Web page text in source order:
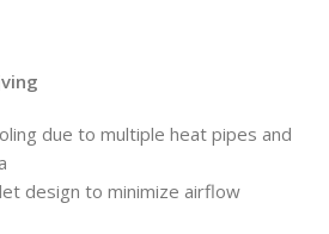
due to multiple heat pipes and
design to minimize airflow